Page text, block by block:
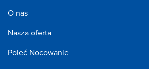
O nas
Nasza oferta
Poleć Nocowanie